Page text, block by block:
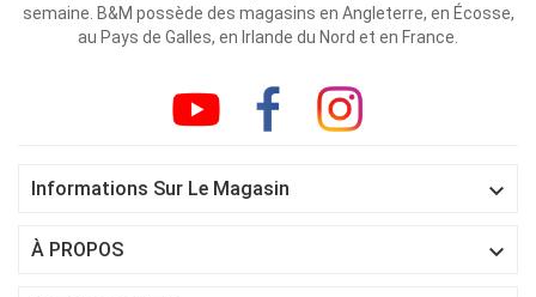
semaine. B&M possède des magasins en Angleterre, en Écosse,
au Pays de Galles, en Irlande du Nord et en France.
Informations Sur Le Magasin 
À PROPOS 